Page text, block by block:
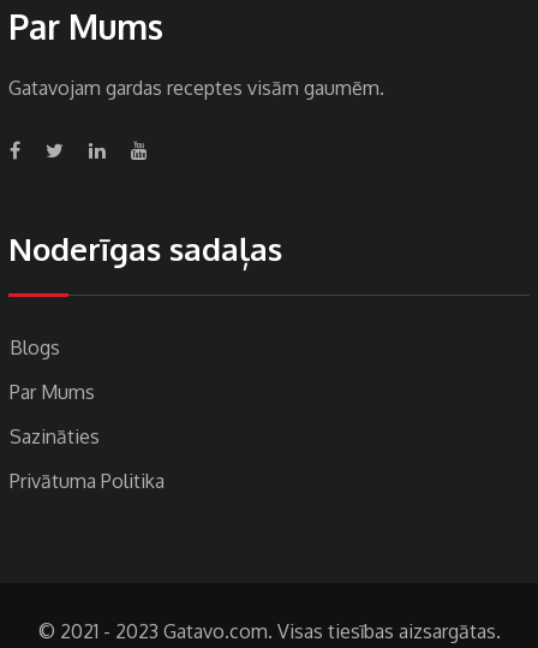
Par Mums
Gatavojam gardas receptes visām gaumēm.
Noderīgas sadaļas
Blogs
Par Mums
Sazināties
Privātuma Politika
© 2021 - 2023 Gatavo.com. Visas tiesības aizsargātas.